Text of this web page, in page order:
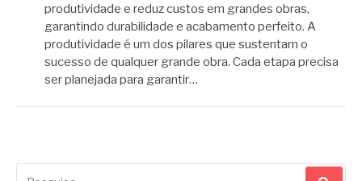
produtividade e reduz custos em grandes obras,
garantindo durabilidade e acabamento perfeito. A
produtividade é um dos pilares que sustentam o
sucesso de qualquer grande obra. Cada etapa precisa
ser planejada para garantir…